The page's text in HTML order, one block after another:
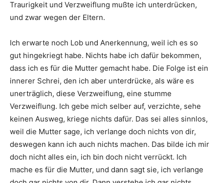
Traurigkeit und Verzweiflung mußte ich unterdrücken,
und zwar wegen der Eltern.
Ich erwarte noch Lob und Anerkennung, weil ich es so
gut hingekriegt habe. Nichts habe ich dafür bekommen,
dass ich es für die Mutter gemacht habe. Die Folge ist ein
innerer Schrei, den ich aber unterdrücke, als wäre es
unerträglich, diese Verzweiflung, eine stumme
Verzweiflung. Ich gebe mich selber auf, verzichte, sehe
keinen Ausweg, kriege nichts dafür. Das sei alles sinnlos,
weil die Mutter sage, ich verlange doch nichts von dir,
deswegen kann ich auch nichts machen. Das bilde ich mir
doch nicht alles ein, ich bin doch nicht verrückt. Ich
mache es für die Mutter, und dann sagt sie, ich verlange